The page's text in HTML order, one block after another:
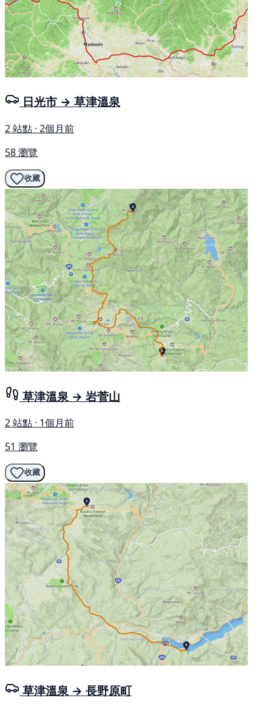
日光市 → 草津溫泉
2 站點 · 2個月前
58 瀏覽
收藏
草津溫泉 → 岩菅山
2 站點 · 1個月前
51 瀏覽
收藏
草津溫泉 → 長野原町